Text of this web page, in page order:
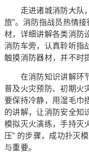
走进诸城消防大队，
旅”。消防指战员热情
材，详细讲解各类消防
消防车旁，认真聆听指
触摸消防器材，并不时
在消防知识讲解环节
普及火灾预防、初期火
要保持冷静，用湿毛
的讲解，让消防安全知
模拟灭火演练，手持灭
压” 的步骤，成功扑灭
与重要。